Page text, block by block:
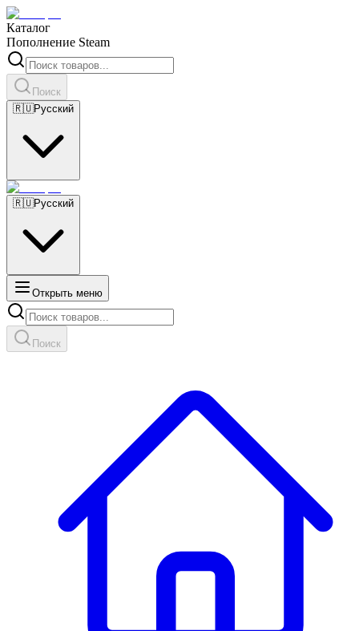
Каталог
Пополнение Steam
Поиск
🇷🇺Русский
🇷🇺Русский
Открыть меню
Поиск